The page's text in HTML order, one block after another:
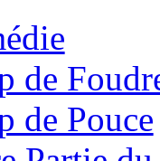
de
de Pouce